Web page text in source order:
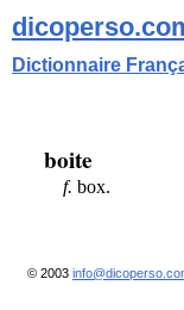
Dictionnaire
boite
f. box.
© 2003